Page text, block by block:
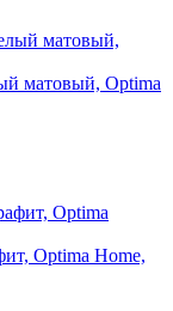
матовый, Optima
Optima Home,